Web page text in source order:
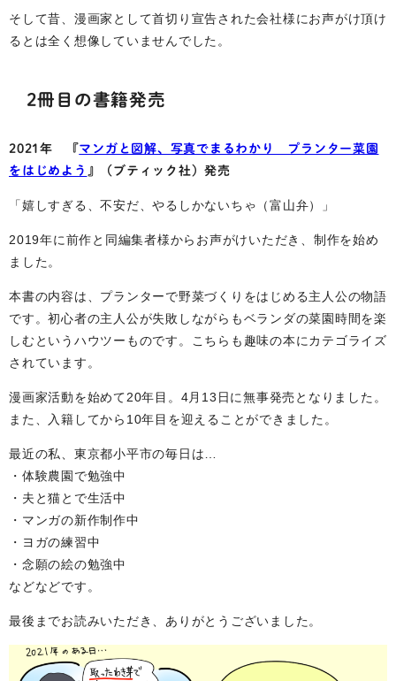
そして昔、漫画家として首切り宣告された会社様にお声がけ頂け
るとは全く想像していませんでした。
2冊目の書籍発売
2021年 『マンガと図解、写真でまるわかり プランター菜園
をはじめよう 』（ブティック社）発売
「嬉しすぎる、不安だ、やるしかないちゃ（富山弁）」
2019年に前作と同編集者様からお声がけいただき、制作を始め
ました。
本書の内容は、プランターで野菜づくりをはじめる主人公の物語
です。初心者の主人公が失敗しながらもベランダの菜園時間を楽
しむというハウツーものです。こちらも趣味の本にカテゴライズ
されています。
漫画家活動を始めて20年目。4月13日に無事発売となりました。
また、入籍してから10年目を迎えることができました。
最近の私、東京都小平市の毎日は…
・体験農園で勉強中
・夫と猫とで生活中
・マンガの新作制作中
・ヨガの練習中
・念願の絵の勉強中
などなどです。
最後までお読みいただき、ありがとうございました。